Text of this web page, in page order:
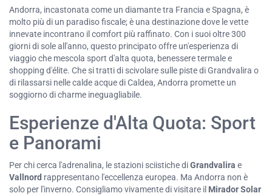
Andorra, incastonata come un diamante tra Francia e Spagna, è
molto più di un paradiso fiscale; è una destinazione dove le vette
innevate incontrano il comfort più raffinato. Con i suoi oltre 300
giorni di sole all'anno, questo principato offre un'esperienza di
viaggio che mescola sport d'alta quota, benessere termale e
shopping d'élite. Che si tratti di scivolare sulle piste di Grandvalira o
di rilassarsi nelle calde acque di Caldea, Andorra promette un
soggiorno di charme ineguagliabile.
Esperienze d'Alta Quota: Sport
e Panorami
Per chi cerca l'adrenalina, le stazioni sciistiche diGrandvalira e
Vallnord rappresentano l'eccellenza europea. Ma Andorra non è
solo per l'inverno. Consigliamo vivamente di visitare il Mirador Solar